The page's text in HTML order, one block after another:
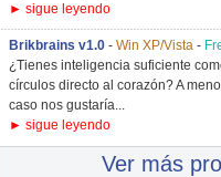
► sigue leyendo
Brikbrains v1.0 - Win XP/Vista -
¿Tienes inteligencia suficiente
círculos directo al corazón? A
caso nos gustaría...
► sigue leyendo
Ver más